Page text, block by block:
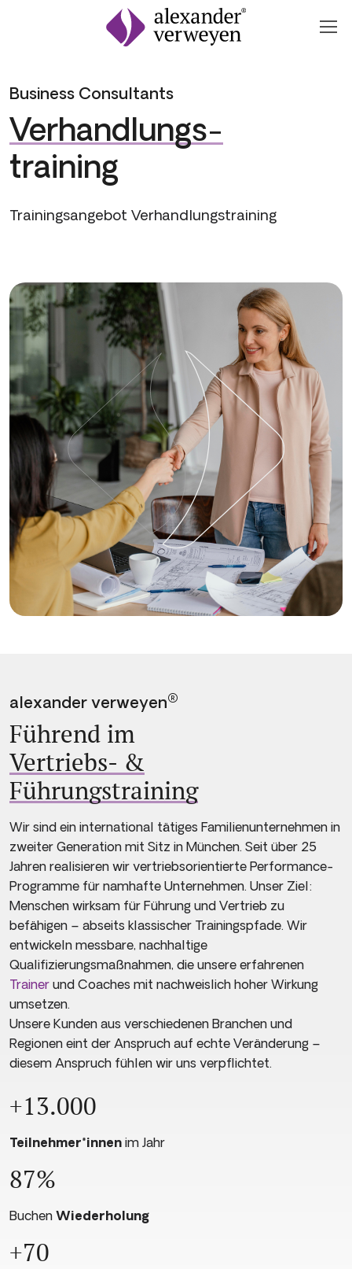
Zum Inhalt springen
Business Consultants
Verhandlungs­-
training
Trainingsangebot Verhandlungstraining
alexander verweyen®
Führend im
Vertriebs- &
Führungstraining
Wir sind ein international tätiges Familienunternehmen in
zweiter Generation mit Sitz in München. Seit über 25
Jahren realisieren wir vertriebsorientierte Performance-
Programme für namhafte Unternehmen. Unser Ziel:
Menschen wirksam für Führung und Vertrieb zu
befähigen – abseits klassischer Trainingspfade. Wir
entwickeln messbare, nachhaltige
Qualifizierungsmaßnahmen, die unsere erfahrenen
Trainer und Coaches mit nachweislich hoher Wirkung
umsetzen.
Unsere Kunden aus verschiedenen Branchen und
Regionen eint der Anspruch auf echte Veränderung –
diesem Anspruch fühlen wir uns verpflichtet.
+13.000
Teilnehmer*innen im Jahr
87%
Buchen Wiederholung
+70